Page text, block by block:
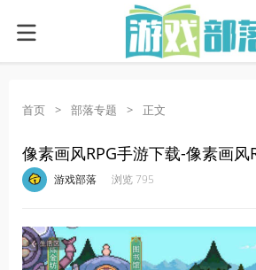
首页 > 部落专题 > 正文
像素画风RPG手游下载-像素画风
游戏部落 浏览 795